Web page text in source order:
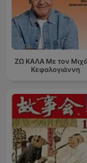
ΖΩ ΚΑΛΑ Με τον
Κεφαλογιάννη